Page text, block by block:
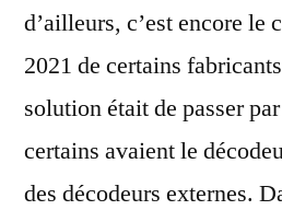
d’ailleurs, c’est encore le
2021 de certains
solution était de passer
certains avaient le
des décodeurs externes.